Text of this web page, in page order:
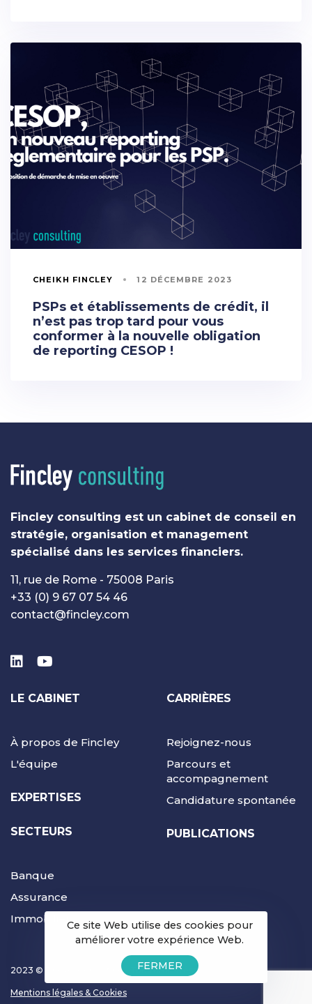
CHEIKH FINCLEY 12 DÉCEMBRE 2023
PSPs et établissements de crédit, il
n’est pas trop tard pour vous
conformer à la nouvelle obligation
de reporting CESOP !
Fincley consulting est un cabinet de conseil en
stratégie, organisation et management
spécialisé dans les services financiers.
11, rue de Rome - 75008 Paris
+33 (0) 9 67 07 54 46
contact@fincley.com
LE CABINET
À propos de Fincley
L'équipe
EXPERTISES
SECTEURS
Banque
Assurance
Immobilier
CARRIÈRES
Rejoignez-nous
Parcours et
accompagnement
Candidature spontanée
PUBLICATIONS
2023 © Fincley Consulting | Tous droits réservés
Mentions légales & Cookies
Ce site Web utilise des cookies pour
améliorer votre expérience Web.
FERMER